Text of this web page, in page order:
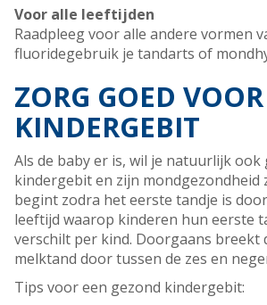
Voor alle leeftijden
Raadpleeg voor alle andere vormen
fluoridegebruik je tandarts of
ZORG GOED
KINDERGEBIT
Als de baby er is, wil je natuurlijk
kindergebit en zijn mondgezondheid
begint zodra het eerste tandje is
leeftijd waarop kinderen hun eerste
verschilt per kind. Doorgaans breekt
melktand door tussen de zes en
Tips voor een gezond kindergebit: